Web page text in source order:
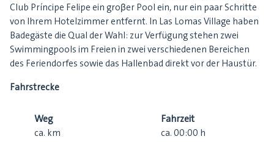
Club Príncipe Felipe ein groβer Pool ein, nur ein paar Schritte
von Ihrem Hotelzimmer entfernt. In Las Lomas Village haben
Badegäste die Qual der Wahl: zur Verfügung stehen zwei
Swimmingpools im Freien in zwei verschiedenen Bereichen
des Feriendorfes sowie das Hallenbad direkt vor der Haustür.
Fahrstrecke
Weg
ca. km
Fahrzeit
ca. 00:00 h